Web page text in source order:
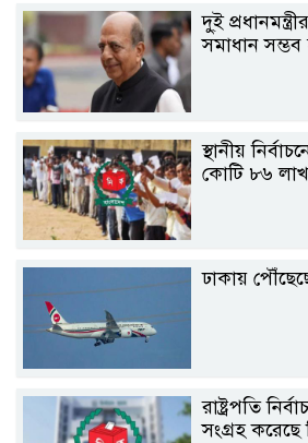
দু্ই
সমাধান সম্ভব
স্থানীয়
কোটি ৮৬ লাখ
ঢাকায়
রাষ্ট্রপতি
সংগ্রহ